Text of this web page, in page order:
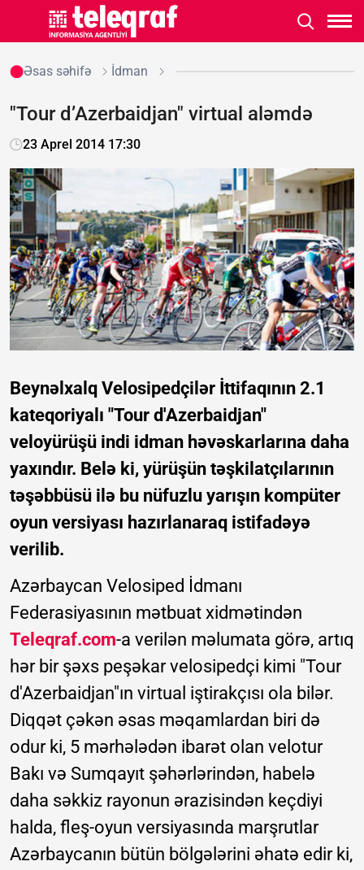
Əsas səhifə İdman
"Tour d’Azerbaidjan" virtual aləmdə
23 Aprel 2014 17:30
Beynəlxalq Velosipedçilər İttifaqının 2.1
kateqoriyalı "Tour d'Azerbaidjan"
veloyürüşü indi idman həvəskarlarına daha
yaxındır. Belə ki, yürüşün təşkilatçılarının
təşəbbüsü ilə bu nüfuzlu yarışın kompüter
oyun versiyası hazırlanaraq istifadəyə
verilib.
Azərbaycan Velosiped İdmanı
Federasiyasının mətbuat xidmətindən
Teleqraf.com-a verilən məlumata görə, artıq
hər bir şəxs peşəkar velosipedçi kimi "Tour
d'Azerbaidjan"ın virtual iştirakçısı ola bilər.
Diqqət çəkən əsas məqamlardan biri də
odur ki, 5 mərhələdən ibarət olan velotur
Bakı və Sumqayıt şəhərlərindən, habelə
daha səkkiz rayonun ərazisindən keçdiyi
halda, fleş-oyun versiyasında marşrutlar
Azərbaycanın bütün bölgələrini əhatə edir ki,